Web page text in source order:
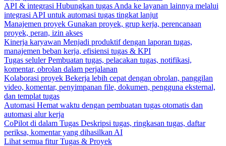
API & integrasi Hubungkan tugas Anda ke layanan lainnya melalui
integrasi API untuk automasi tugas tingkat lanjut
Manajemen proyek Gunakan proyek, grup kerja, perencanaan
proyek, peran, izin akses
Kinerja karyawan Menjadi produktif dengan laporan tugas,
manajemen beban kerja, efisiensi tugas & KPI
Tugas seluler Pembuatan tugas, pelacakan tugas, notifikasi,
komentar, obrolan dalam perjalanan
Kolaborasi proyek Bekerja lebih cepat dengan obrolan, panggilan
video, komentar, penyimpanan file, dokumen, pengguna eksternal,
dan templat tugas
Automasi Hemat waktu dengan pembuatan tugas otomatis dan
automasi alur kerja
CoPilot di dalam Tugas Deskripsi tugas, ringkasan tugas, daftar
periksa, komentar yang dihasilkan AI
Lihat semua fitur Tugas & Proyek